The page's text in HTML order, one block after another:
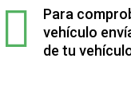
rebajados
Mercedes

Para
vehículo
de tu